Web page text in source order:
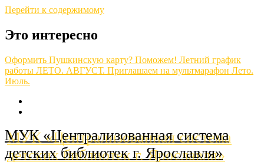
Перейти к содержимому
Это интересно
Оформить Пушкинскую карту? Поможем! Летний график
работы ЛЕТО. АВГУСТ. Приглашаем на мультмарафон Лето.
Июль.
МУК «Централизованная система
детских библиотек г. Ярославля»